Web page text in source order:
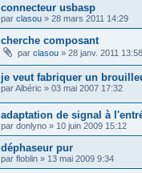
connecteur usbasp
par clasou » 28 mars 2011 14:29
cherche composant
par clasou » 28 janv. 2011 13:58
je veut fabriquer un
parAlbéric » 03 mai 2007 17:32
adaptation de signal à
par donlyno » 10 juin 2009 15:12
déphaseur pur
par floblin » 13 mai 2009 9:34